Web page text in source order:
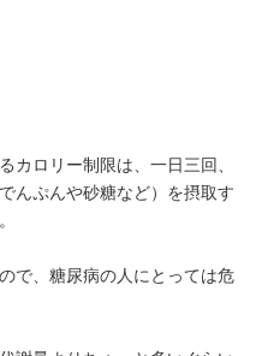
カロリー制限は、一日三回、
んぷんや砂糖など）を摂取す
で、糖尿病の人にとっては危